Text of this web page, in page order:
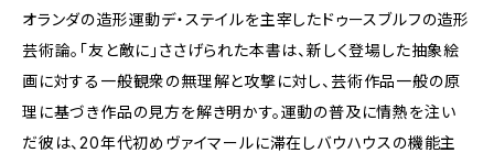
オランダの造形運動デ・ステイルを主宰したドゥースブルフの造形
芸術論。「友と敵に」ささげられた本書は、新しく登場した抽象絵
画に対する一般観衆の無理解と攻撃に対し、芸術作品一般の原
理に基づき作品の見方を解き明かす。運動の普及に情熱を注い
だ彼は、20年代初めヴァイマールに滞在しバウハウスの機能主